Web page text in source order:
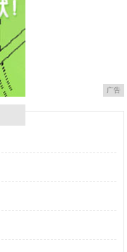
广告